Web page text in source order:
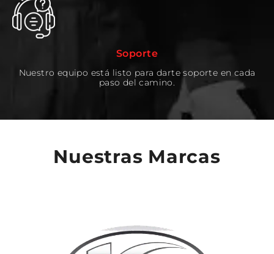
Soporte
Nuestro equipo está listo para darte soporte en cada
paso del camino.
Nuestras Marcas